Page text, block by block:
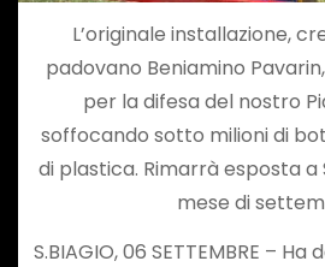
L’originale installazione,
padovano Beniamino
per la difesa del nostro
soffocando sotto milioni di
di plastica. Rimarrà esposta a
mese di
S.BIAGIO, 06 SETTEMBRE –